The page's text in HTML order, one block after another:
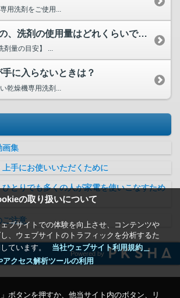
の取り扱いについて
ブサイトでの体験を向上させ、コンテンツや
、ウェブサイトのトラフィックを分析するた
ています。
当社ウェブサイト利用規約＿
クセス解析ツールの利用
ボタンを押すか、他当サイト内のボタン、リ
用洗剤をご使用...
洗浄1回あたりの、洗剤の使用量はどれくらいですか？
剤量の目安】 ...
に入らないときは？
乾燥機専用洗剤...
Powered by